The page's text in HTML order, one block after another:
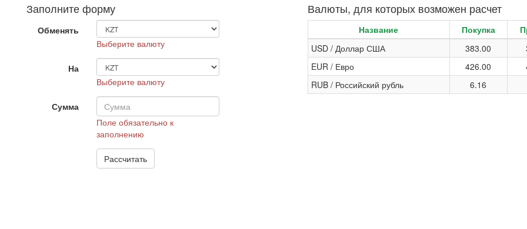
Заполните форму
Обменять
Выберите валюту
На
Выберите валюту
Сумма
Поле обязательно к
заполнению
Валюты, для которых возможен расчет
Название Покупка
USD / Доллар США
383.00
EUR / Евро
426.00
RUB / Российский рубль
6.16